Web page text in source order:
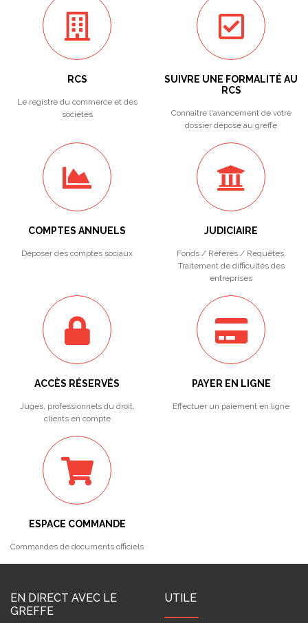
RCS
Le registre du commerce et des
sociétés
SUIVRE UNE FORMALITÉ AU
RCS
Connaitre l'avancement de votre
dossier déposé au greffe
COMPTES ANNUELS
Déposer des comptes sociaux
JUDICIAIRE
Fonds / Référés / Requêtes.
Traitement de difficultés des
entreprises
ACCÈS RÉSERVÉS
Juges, professionnels du droit,
clients en compte
PAYER EN LIGNE
Effectuer un paiement en ligne
ESPACE COMMANDE
Commandes de documents officiels
EN DIRECT AVEC LE
GREFFE
UTILE